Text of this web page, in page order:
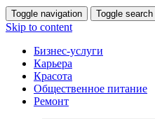
Toggle navigation Toggle search
Skip to content
Бизнес-услуги
Карьера
Красота
Общественное питание
Ремонт